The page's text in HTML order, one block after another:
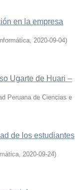
en la empresa
, 2020-09-04)
Ugarte de Huari –
Peruana de Ciencias e
de los estudiantes
, 2020-09-24)